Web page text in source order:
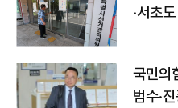
·서초
국민의
범수·